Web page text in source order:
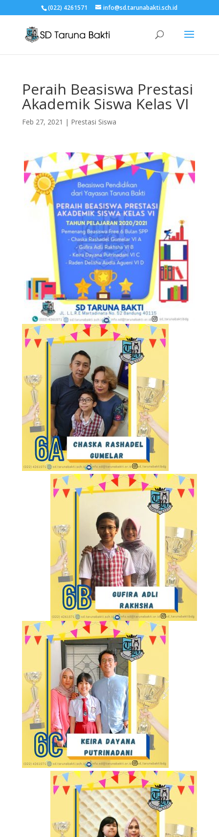
(022) 4261571 info@sd.tarunabakti.sch.id
Peraih Beasiswa Prestasi
Akademik Siswa Kelas VI
Feb 27, 2021 | Prestasi Siswa